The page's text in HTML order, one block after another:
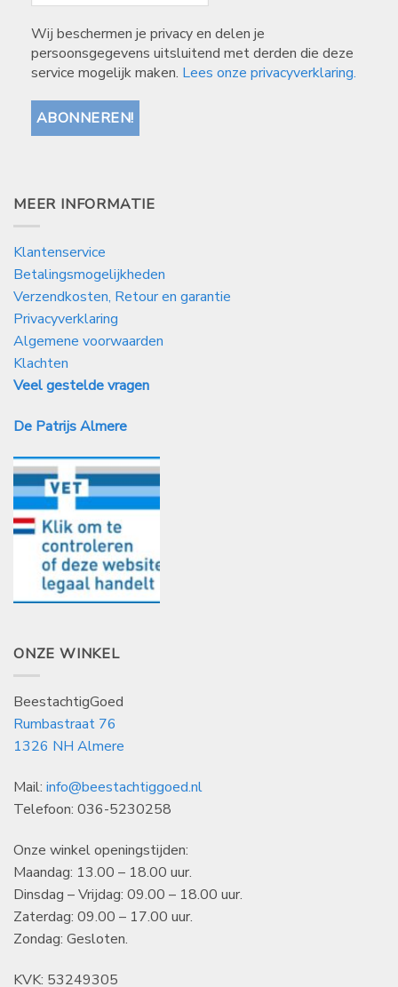
Wij beschermen je privacy en delen je
persoonsgegevens uitsluitend met derden die deze
service mogelijk maken. Lees onze privacyverklaring.
MEER INFORMATIE
Klantenservice
Betalingsmogelijkheden
Verzendkosten, Retour en garantie
Privacyverklaring
Algemene voorwaarden
Klachten
Veel gestelde vragen
De Patrijs Almere
ONZE WINKEL
BeestachtigGoed
Rumbastraat 76
1326 NH Almere
Mail: info@beestachtiggoed.nl
Telefoon: 036-5230258
Onze winkel openingstijden:
Maandag: 13.00 – 18.00 uur.
Dinsdag – Vrijdag: 09.00 – 18.00 uur.
Zaterdag: 09.00 – 17.00 uur.
Zondag: Gesloten.
KVK: 53249305